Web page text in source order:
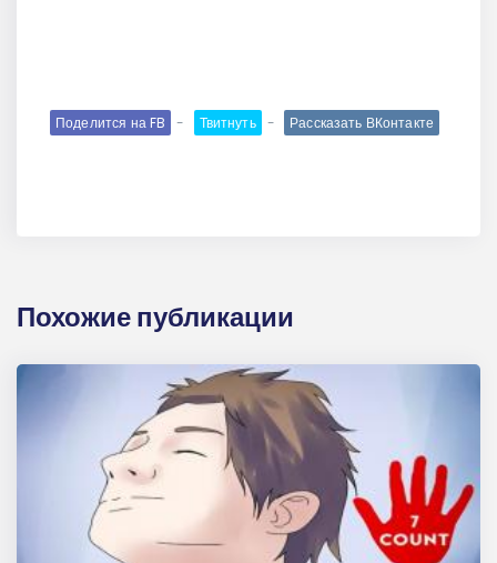
Поделится на FB Твитнуть Рассказать ВКонтакте
Похожие публикации